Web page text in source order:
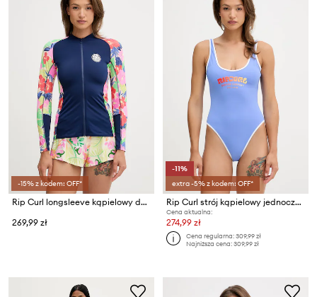
-15% z kodem: OFF*
Rip Curl longsleeve kąpielowy damski PARTY WAVE
269,99 zł
-11%
extra -5% z kodem: OFF*
Rip Curl strój kąpielowy jednoczęściowy damski SURF PUFF
Cena aktualna:
274,99 zł
Cena regularna:309,99 zł
Najniższa cena:309,99 zł